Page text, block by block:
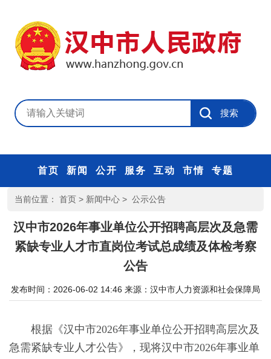
首页 新闻 公开 服务 互动 市情 专题
当前位置： 首页 > 新闻中心 > 公示公告
汉中市2026年事业单位公开招聘高层次及急需
紧缺专业人才市直岗位考试总成绩及体检考察
公告
发布时间：2026-06-02 14:46 来源： 汉中市人力资源和社会保障局
根据《汉中市2026年事业单位公开招聘高层次及
急需紧缺专业人才公告》，现将汉中市2026年事业单